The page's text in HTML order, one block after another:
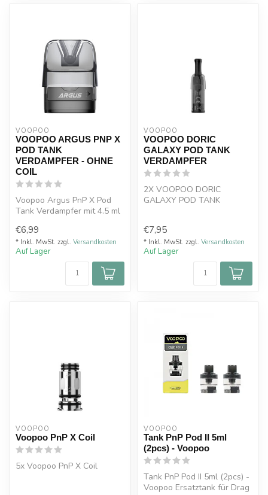
VOOPOO
VOOPOO ARGUS PNP X
POD TANK
VERDAMPFER - OHNE
COIL
Voopoo Argus PnP X Pod
Tank Verdampfer mit 4.5 ml
Ersatztank...
€6,99
* Inkl. MwSt. zzgl. Versandkosten
Auf Lager
VOOPOO
VOOPOO DORIC
GALAXY POD TANK
VERDAMPFER
2X VOOPOO DORIC
GALAXY POD TANK
€7,95
* Inkl. MwSt. zzgl. Versandkosten
Auf Lager
VOOPOO
Voopoo PnP X Coil
5x Voopoo PnP X Coil
VOOPOO
Tank PnP Pod II 5ml
(2pcs) - Voopoo
Tank PnP Pod II 5ml (2pcs) -
Voopoo Ersatztank für Drag